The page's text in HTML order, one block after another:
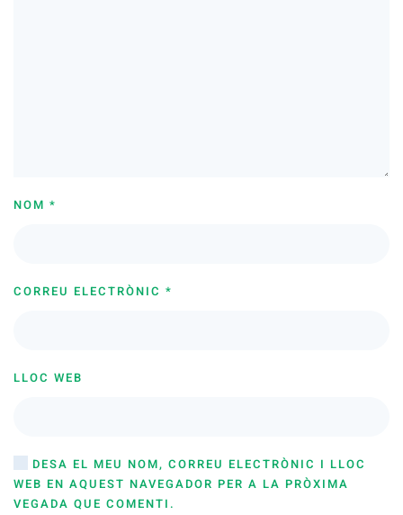
NOM *
CORREU ELECTRÒNIC *
LLOC WEB
DESA EL MEU NOM, CORREU ELECTRÒNIC I LLOC
WEB EN AQUEST NAVEGADOR PER A LA PRÒXIMA
VEGADA QUE COMENTI.